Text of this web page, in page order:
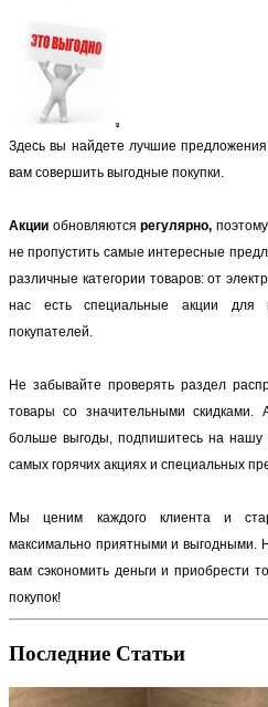
Здесь вы найдете лучшие
вам совершить выгодные покупки.
Акции обновляютсярегулярно,
не пропустить самые интересные
различные категории товаров: от
нас есть специальные акции для
покупателей.
Не забывайте проверять раздел
товары со значительными
больше выгоды, подпишитесь на нашу
самых горячих акциях и специальных
Мы ценим каждого клиента и
максимально приятными и выгодными.
вам сэкономить деньги и приобрести
покупок!
Последние Статьи